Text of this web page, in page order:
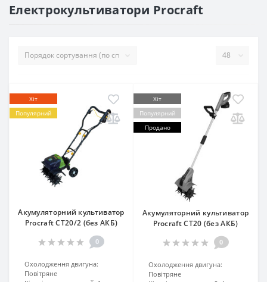
Електрокультиватори Procraft
Хіт
Популярний
Акумуляторний культиватор
Procraft CT20/2 (без АКБ)
0
Охолодження двигуна:
Повітряне
Хіт
Популярний
Продано
Акумуляторний культиватор
Procraft CT20 (без АКБ)
0
Охолодження двигуна:
Повітряне